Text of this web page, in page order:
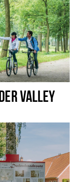
VALLEY